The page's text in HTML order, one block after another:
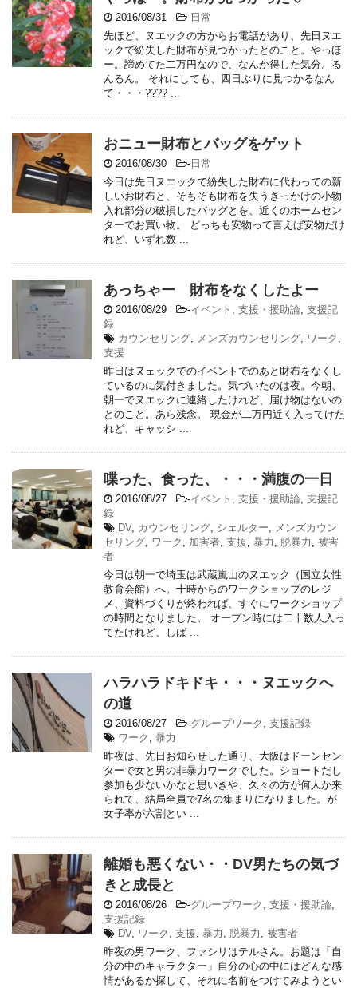
2016/08/31 - 日常
先ほど、ヌエックの方からお電話があり、先日ヌエ
ックで紛失した財布が見つかったとのこと。やっほ
ー。諦めてた二万円なので、なんか得した気分。る
んるん。 それにしても、四日ぶりに見つかるなん
て・・・???? ...
おニュー財布とバッグをゲット
2016/08/30 - 日常
今日は先日ヌエックで紛失した財布に代わっての新
しいお財布と、そもそも財布を失うきっかけの小物
入れ部分の破損したバッグとを、近くのホームセン
ターでお買い物。 どっちも安物って言えば安物だけ
れど、いずれ数 ...
あっちゃー 財布をなくしたよー
2016/08/29 -イベント , 支援・援助論, 支援記
録
カウンセリング, メンズカウンセリング, ワーク ,
支援
昨日はヌェックでのイベントでのあと財布をなくし
ているのに気付きました。気づいたのは夜。今朝、
朝一でヌエックに連絡したけれど、届け物はないの
とのこと。あら残念。 現金が二万円近く入ってけた
れど、キャッシ ...
喋った、食った、・・・満腹の一日
2016/08/27 -イベント , 支援・援助論, 支援記
録
DV, カウンセリング, シェルター, メンズカウン
セリング, ワーク , 加害者, 支援, 暴力 , 脱暴力 , 被害
者
今日は朝一で埼玉は武蔵嵐山のヌエック（国立女性
教育会館）へ。十時からのワークショップのレジ
メ、資料づくりが終われば、すぐにワークショップ
の時間となりました。 オープン時には二十数人入っ
てたけれど、しば ...
ハラハラドキドキ・・・ヌエックへ
の道
2016/08/27 -グループワーク , 支援記録
ワーク , 暴力
昨夜は、先日お知らせした通り、大阪はドーンセン
ターで女と男の非暴力ワークでした。ショートだし
参加も少ないかなと思いきや、久々の方が何人か来
られて、結局全員で7名の集まりになりました。が
女子率が六割とい ...
離婚も悪くない・・DV男たちの気づ
きと成長と
2016/08/26 -グループワーク , 支援・援助論,
支援記録
DV, ワーク , 支援, 暴力 , 脱暴力 , 被害者
昨夜の男ワーク、ファシリはテルさん。お題は「自
分の中のキャラクター」自分の心の中にはどんな感
情があるか探して、それに名前をつけてみようとい